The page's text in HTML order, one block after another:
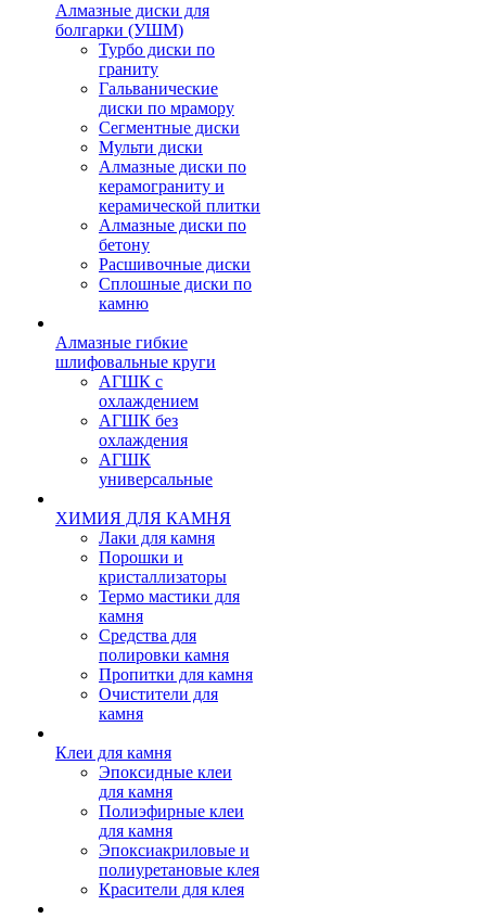
Алмазные диски для
болгарки (УШМ)
Турбо диски по
граниту
Гальванические
диски по мрамору
Сегментные диски
Мульти диски
Алмазные диски по
керамограниту и
керамической плитки
Алмазные диски по
бетону
Расшивочные диски
Сплошные диски по
камню
Алмазные гибкие
шлифовальные круги
АГШК с
охлаждением
АГШК без
охлаждения
АГШК
универсальные
ХИМИЯ ДЛЯ КАМНЯ
Лаки для камня
Порошки и
кристаллизаторы
Термо мастики для
камня
Средства для
полировки камня
Пропитки для камня
Очистители для
камня
Клеи для камня
Эпоксидные клеи
для камня
Полиэфирные клеи
для камня
Эпоксиакриловые и
полиуретановые клея
Красители для клея